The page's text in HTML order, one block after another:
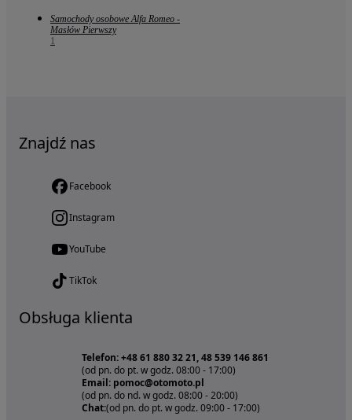
Samochody osobowe Alfa Romeo -
Masłów Pierwszy
1
Znajdź nas
Facebook
Instagram
YouTube
TikTok
Obsługa klienta
Telefon: +48 61 880 32 21, 48 539 146 861
(od pn. do pt. w godz. 08:00 - 17:00)
Email: pomoc@otomoto.pl
(od pn. do nd. w godz. 08:00 - 20:00)
Chat:(od pn. do pt. w godz. 09:00 - 17:00)